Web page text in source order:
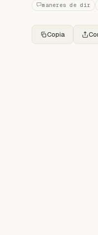
maneres de dir
Copia